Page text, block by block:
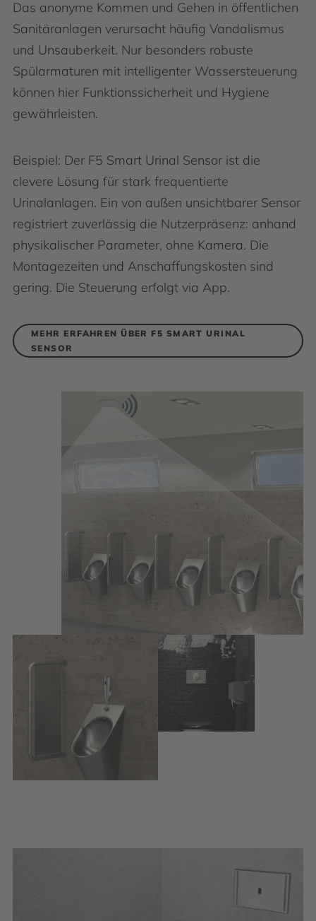
Das anonyme Kommen und Gehen in öffent­lichen
Sanitäranlagen verursacht häufig Vandalismus
und Unsauberkeit. Nur besonders robuste
Spülarmaturen mit intelligenter Wasser­steuerung
können hier Funktionssicherheit und Hygiene
gewährleisten.
Beispiel: Der F5 Smart Urinal Sensor ist die
clevere Lösung für stark frequentierte
Urinalanlagen. Ein von außen unsichtbarer Sensor
registriert zuverlässig die Nutzerpräsenz: anhand
physikalischer Parameter, ohne Kamera. Die
Montagezeiten und Anschaffungskosten sind
gering. Die Steuerung erfolgt via App.
MEHR ERFAHREN ÜBER F5 SMART URINAL
SENSOR